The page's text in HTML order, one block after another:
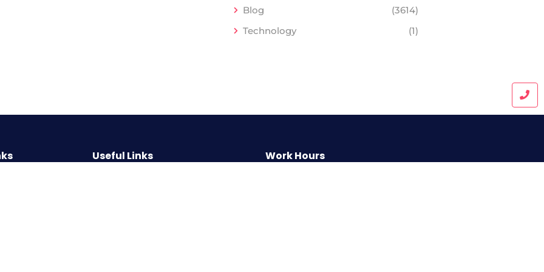
Blog
(3614)
Technology
(1)
Useful Links Work Hours